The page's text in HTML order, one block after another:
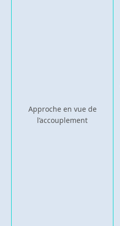
Approche en vue de
l’accouplement